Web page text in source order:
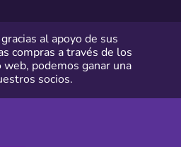
al apoyo de sus
compras a través de los
podemos ganar una
socios.